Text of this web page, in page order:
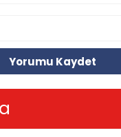
Yorumu Kaydet